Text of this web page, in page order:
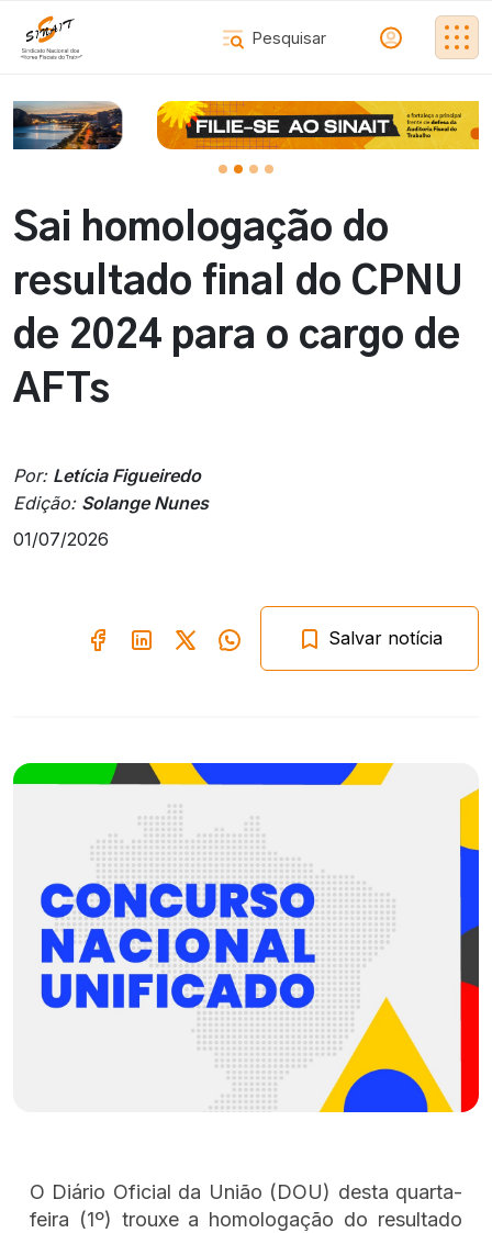
Sai homologação do
resultado final do CPNU
de 2024 para o cargo de
AFTs
Por: Letícia Figueiredo
Edição: Solange Nunes
01/07/2026
Salvar notícia
O Diário Oficial da União (DOU) desta quarta-
feira (1º) trouxe a homologação do resultado